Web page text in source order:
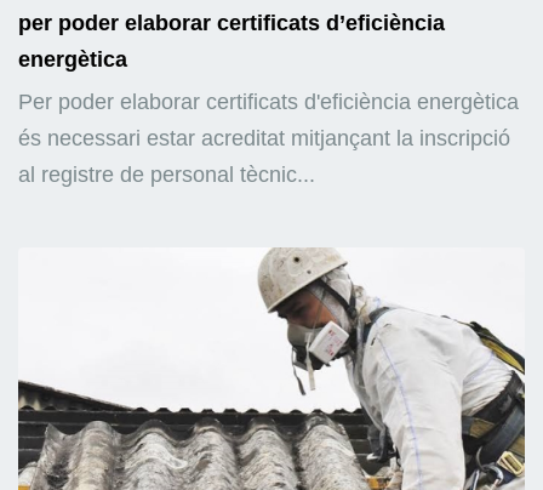
per poder elaborar certificats d’eficiència
energètica
Per poder elaborar certificats d'eficiència energètica
és necessari estar acreditat mitjançant la inscripció
al registre de personal tècnic...